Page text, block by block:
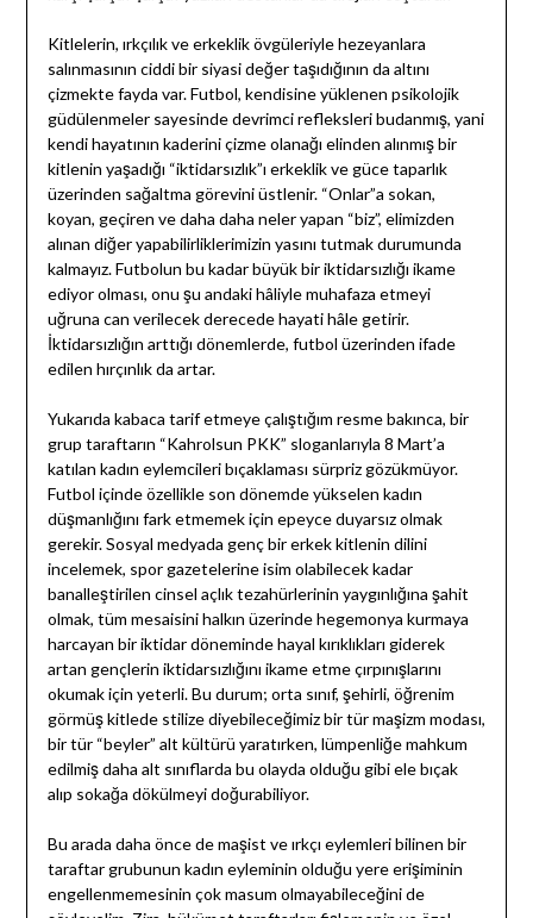
Kitlelerin, ırkçılık ve erkeklik övgüleriyle hezeyanlara
salınmasının ciddi bir siyasi değer taşıdığının da altını
çizmekte fayda var. Futbol, kendisine yüklenen psikolojik
güdülenmeler sayesinde devrimci refleksleri budanmış, yani
kendi hayatının kaderini çizme olanağı elinden alınmış bir
kitlenin yaşadığı “iktidarsızlık”ı erkeklik ve güce taparlık
üzerinden sağaltma görevini üstlenir. “Onlar”a sokan,
koyan, geçiren ve daha daha neler yapan “biz”, elimizden
alınan diğer yapabilirliklerimizin yasını tutmak durumunda
kalmayız. Futbolun bu kadar büyük bir iktidarsızlığı ikame
ediyor olması, onu şu andaki hâliyle muhafaza etmeyi
uğruna can verilecek derecede hayati hâle getirir.
İktidarsızlığın arttığı dönemlerde, futbol üzerinden ifade
edilen hırçınlık da artar.
Yukarıda kabaca tarif etmeye çalıştığım resme bakınca, bir
grup taraftarın “Kahrolsun PKK” sloganlarıyla 8 Mart’a
katılan kadın eylemcileri bıçaklaması sürpriz gözükmüyor.
Futbol içinde özellikle son dönemde yükselen kadın
düşmanlığını fark etmemek için epeyce duyarsız olmak
gerekir. Sosyal medyada genç bir erkek kitlenin dilini
incelemek, spor gazetelerine isim olabilecek kadar
banalleştirilen cinsel açlık tezahürlerinin yaygınlığına şahit
olmak, tüm mesaisini halkın üzerinde hegemonya kurmaya
harcayan bir iktidar döneminde hayal kırıklıkları giderek
artan gençlerin iktidarsızlığını ikame etme çırpınışlarını
okumak için yeterli. Bu durum; orta sınıf, şehirli, öğrenim
görmüş kitlede stilize diyebileceğimiz bir tür maşizm modası,
bir tür “beyler” alt kültürü yaratırken, lümpenliğe mahkum
edilmiş daha alt sınıflarda bu olayda olduğu gibi ele bıçak
alıp sokağa dökülmeyi doğurabiliyor.
Bu arada daha önce de maşist ve ırkçı eylemleri bilinen bir
taraftar grubunun kadın eyleminin olduğu yere erişiminin
engellenmemesinin çok masum olmayabileceğini de